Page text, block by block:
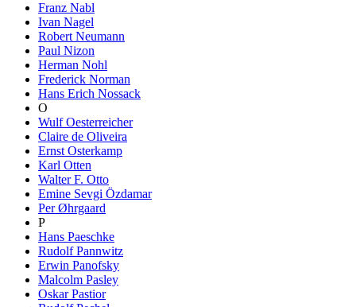
Franz Nabl
Ivan Nagel
Robert Neumann
Paul Nizon
Herman Nohl
Frederick Norman
Hans Erich Nossack
O
Wulf Oesterreicher
Claire de Oliveira
Ernst Osterkamp
Karl Otten
Walter F. Otto
Emine Sevgi Özdamar
Per Øhrgaard
P
Hans Paeschke
Rudolf Pannwitz
Erwin Panofsky
Malcolm Pasley
Oskar Pastior